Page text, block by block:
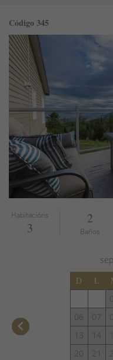
Código 345
Habitacións
3
2
Baños
keyboard_arrow_left
D
L
06
07
13
14
20
21